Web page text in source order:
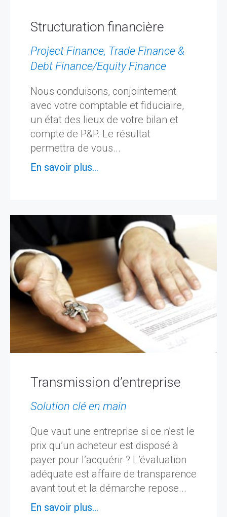
Structuration financière
Project Finance, Trade Finance &
Debt Finance/Equity Finance
Nous conduisons, conjointement
avec votre comptable et fiduciaire,
un état des lieux de votre bilan et
compte de P&P. Le résultat
permettra de vous...
En savoir plus...
Transmission d’entreprise
Solution clé en main
Que vaut une entreprise si ce n’est le
prix qu’un acheteur est disposé à
payer pour l’acquérir ? L’évaluation
adéquate est affaire de transparence
avant tout et la démarche repose...
En savoir plus...